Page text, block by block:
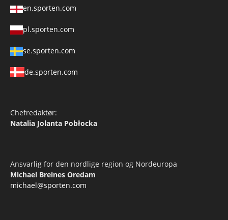
en.sporten.com
pl.sporten.com
se.sporten.com
de.sporten.com
Chefredaktør:
Natalia Jolanta Pobłocka
Ansvarlig for den nordlige region og Nordeuropa
Michael Breines Oredam
michael@sporten.com